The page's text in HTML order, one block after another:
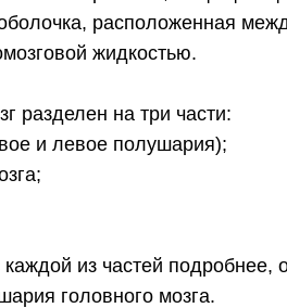
расположенная
жидкостью.
разделен на три части:
и левое полушария);
каждой из частей подробнее,
головного мозга.